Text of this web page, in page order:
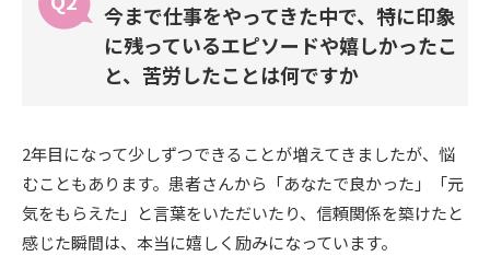
今まで仕事をやってきた中で、特に印象
に残っているエピソードや嬉しかったこ
と、苦労したことは何ですか
2年目になって少しずつできることが増えてきましたが、悩
むこともあります。患者さんから「あなたで良かった」「元
気をもらえた」と言葉をいただいたり、信頼関係を築けたと
感じた瞬間は、本当に嬉しく励みになっています。